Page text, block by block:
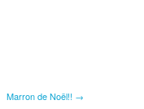
Marron de Noël!! →